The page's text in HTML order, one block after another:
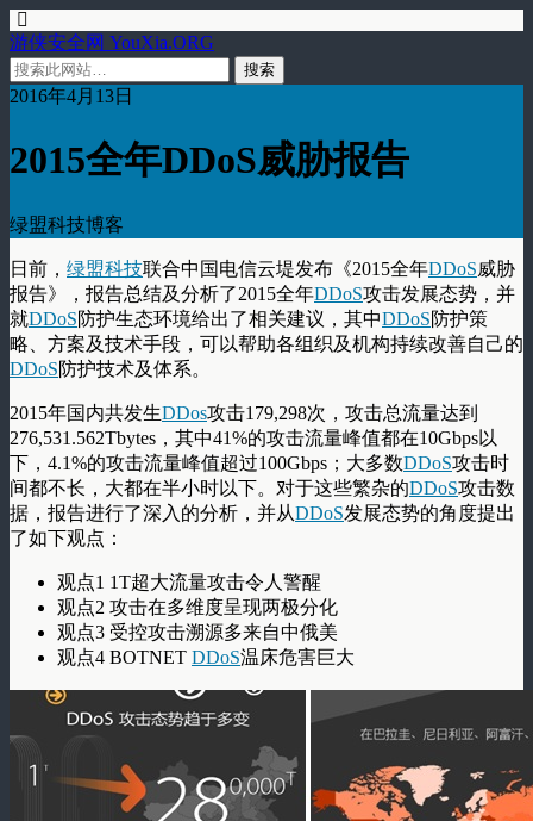
游侠安全网 YouXia.ORG
2016年4月13日
2015全年DDoS威胁报告
绿盟科技博客
日前， 绿盟科技联合中国电信云堤发布《2015全年DDoS威胁
报告》，报告总结及分析了2015全年DDoS攻击发展态势，并
就DDoS防护生态环境给出了相关建议，其中DDoS防护策
略、方案及技术手段，可以帮助各组织及机构持续改善自己的
DDoS防护技术及体系。
2015年国内共发生DDos攻击179,298次，攻击总流量达到
276,531.562Tbytes，其中41%的攻击流量峰值都在10Gbps以
下，4.1%的攻击流量峰值超过100Gbps；大多数DDoS攻击时
间都不长，大都在半小时以下。对于这些繁杂的DDoS攻击数
据，报告进行了深入的分析，并从DDoS发展态势的角度提出
了如下观点：
观点1 1T超大流量攻击令人警醒
观点2 攻击在多维度呈现两极分化
观点3 受控攻击溯源多来自中俄美
观点4 BOTNET DDoS温床危害巨大